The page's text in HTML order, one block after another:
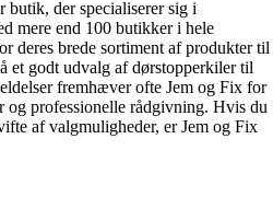
butik, der specialiserer sig i
mere end 100 butikker i hele
deres brede sortiment af produkter til
et godt udvalg af dørstopperkiler til
fremhæver ofte Jem og Fix for
og professionelle rådgivning. Hvis du
af valgmuligheder, er Jem og Fix